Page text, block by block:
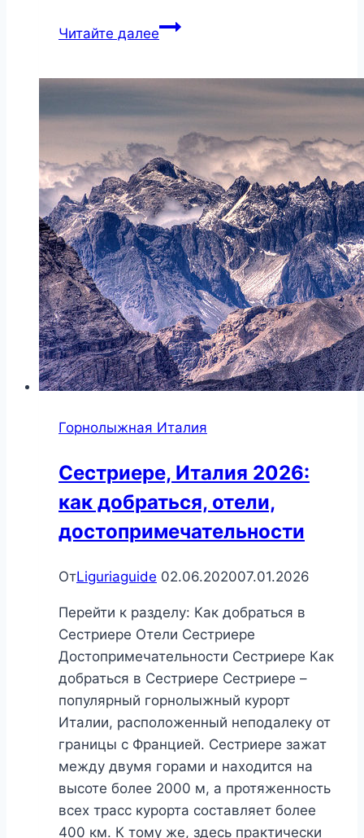
Читайте далееКортина
2026:
как
добраться,
отели,
достопримечательности
Горнолыжная Италия
Сестриере, Италия 2026:
как добраться, отели,
достопримечательности
ОтLiguriaguide 02.06.202007.01.2026
Перейти к разделу: Как добраться в
Сестриере Отели Сестриере
Достопримечательности Сестриере Как
добраться в Сестриере Сестриере –
популярный горнолыжный курорт
Италии, расположенный неподалеку от
границы с Францией. Сестриере зажат
между двумя горами и находится на
высоте более 2000 м, а протяженность
всех трасс курорта составляет более
400 км. К тому же, здесь практически